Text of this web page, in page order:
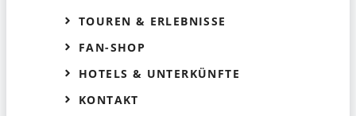
TOUREN & ERLEBNISSE
FAN-SHOP
HOTELS & UNTERKÜNFTE
KONTAKT